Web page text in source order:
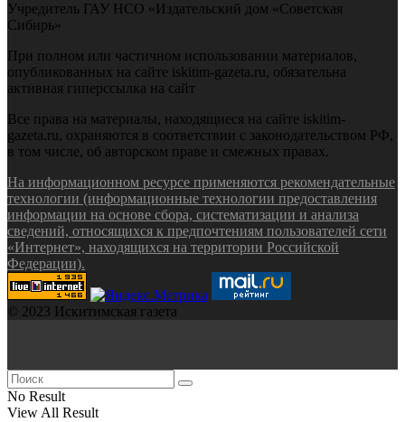
Учредитель ГАУ НСО «Издательский дом «Советская
Сибирь»
При полном или частичном использовании материалов,
опубликованных на сайте iskitim-gazeta.ru, обязательна
активная гиперссылка на сайт
Все права на материалы, находящиеся на сайте iskitim-
gazeta.ru, охраняются в соответствии с законодательством РФ,
в том числе, об авторском праве и смежных правах.
На информационном ресурсе применяются рекомендательные
технологии (информационные технологии предоставления
информации на основе сбора, систематизации и анализа
сведений, относящихся к предпочтениям пользователей сети
«Интернет», находящихся на территории Российской
Федерации).
© 2023 Искитимская газета
No Result
View All Result